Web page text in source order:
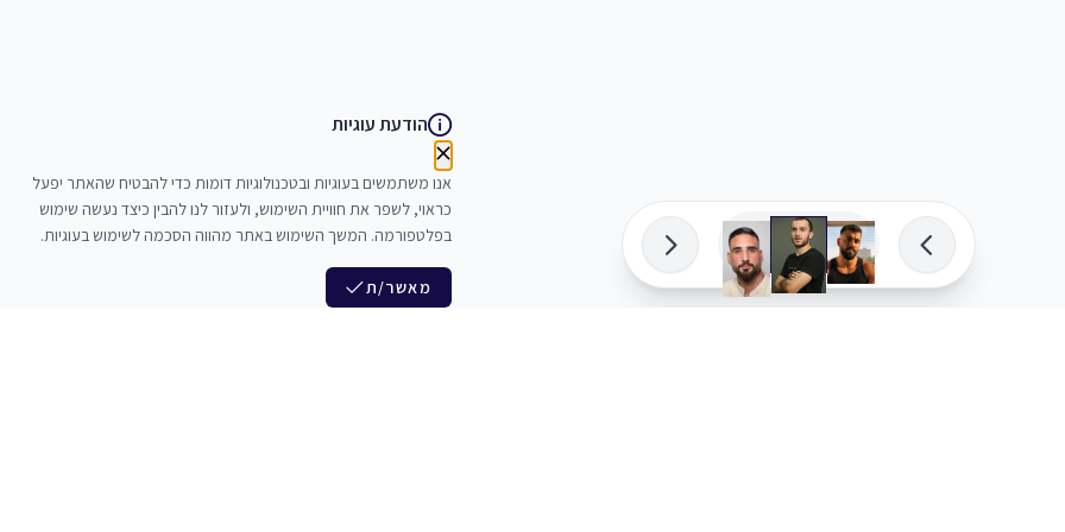
הודעת עוגיות
אנו משתמשים בעוגיות ובטכנולוגיות דומות כדי להבטיח שהאתר יפעל
כראוי, לשפר את חוויית השימוש, ולעזור לנו להבין כיצד נעשה שימוש
בפלטפורמה. המשך השימוש באתר מהווה הסכמה לשימוש בעוגיות.
מאשר/ת